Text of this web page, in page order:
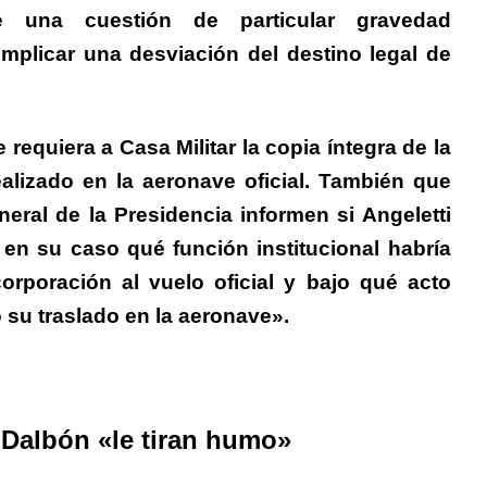
una cuestión de particular gravedad
una desviación del destino legal de
requiera a Casa Militar la copia íntegra de la
en la aeronave oficial. También que
de la Presidencia informen si Angeletti
su caso qué función institucional habría
al vuelo oficial y bajo qué acto
traslado en la aeronave».
«le tiran humo»